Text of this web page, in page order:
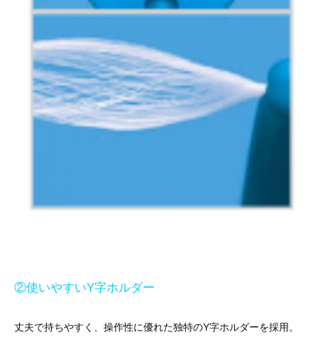
②使いやすいY字ホルダー
丈夫で持ちやすく、操作性に優れた独特のY字ホルダーを採用。